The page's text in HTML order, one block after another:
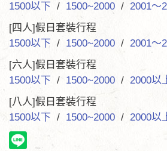
1500以下 / 1500~2000 / 2001～
[四人]假日套裝行程
1500以下 / 1500~2000 / 2001～
[六人]假日套裝行程
1500以下 / 1500~2000 / 2000以
[八人]假日套裝行程
1500以下 / 1500~2000 / 2000以